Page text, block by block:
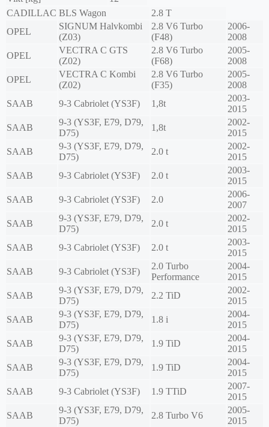
CADILLAC BLS Wagon
2.8 T
OPEL
SIGNUM Halvkombi
(Z03)
2.8 V6 Turbo
(F48)
2006-
2008
OPEL
VECTRA C GTS
(Z02)
2.8 V6 Turbo
(F68)
2005-
2008
OPEL
VECTRA C Kombi
(Z02)
2.8 V6 Turbo
(F35)
2005-
2008
SAAB
9-3 Cabriolet (YS3F) 1,8t
2003-
2015
SAAB
9-3 (YS3F, E79, D79,
D75)
1,8t
2002-
2015
SAAB
9-3 (YS3F, E79, D79,
D75)
2.0 t
2002-
2015
SAAB
9-3 Cabriolet (YS3F) 2.0 t
2003-
2015
SAAB
9-3 Cabriolet (YS3F) 2.0
2006-
2007
SAAB
9-3 (YS3F, E79, D79,
D75)
2.0 t
2002-
2015
SAAB
9-3 Cabriolet (YS3F) 2.0 t
2003-
2015
SAAB
9-3 Cabriolet (YS3F)
2.0 Turbo
Performance
2004-
2015
SAAB
9-3 (YS3F, E79, D79,
D75)
2.2 TiD
2002-
2015
SAAB
9-3 (YS3F, E79, D79,
D75)
1.8 i
2004-
2015
SAAB
9-3 (YS3F, E79, D79,
D75)
1.9 TiD
2004-
2015
SAAB
9-3 (YS3F, E79, D79,
D75)
1.9 TiD
2004-
2015
SAAB
9-3 Cabriolet (YS3F) 1.9 TTiD
2007-
2015
SAAB
9-3 (YS3F, E79, D79,
D75)
2.8 Turbo V6
2005-
2015